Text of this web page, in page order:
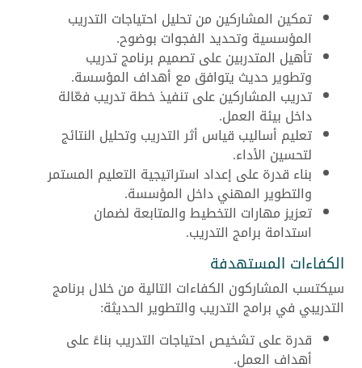
تمكين المشاركين من تحليل احتياجات التدريب
المؤسسية وتحديد الفجوات بوضوح.
تأهيل المتدربين على تصميم برنامج تدريب
وتطوير حديث يتوافق مع أهداف المؤسسة.
تدريب المشاركين على تنفيذ خطة تدريب فعّالة
داخل بيئة العمل.
تعليم أساليب قياس أثر التدريب وتحليل النتائج
لتحسين الأداء.
بناء قدرة على إعداد استراتيجية التعليم المستمر
والتطوير المهني داخل المؤسسة.
تعزيز مهارات التخطيط والمتابعة لضمان
استدامة برامج التدريب.
الكفاءات المستهدفة
سيكتسب المشاركون الكفاءات التالية من خلال برنامج
التدريبي في برامج التدريب والتطوير الحديثة:
قدرة على تشخيص احتياجات التدريب بناءً على
أهداف العمل.